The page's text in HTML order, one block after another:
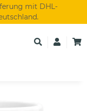
mit DHL-